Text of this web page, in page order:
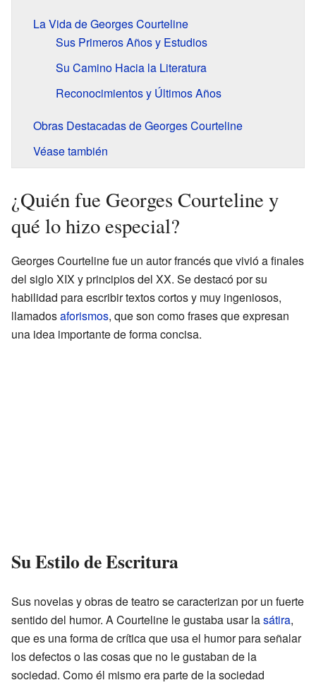
La Vida de Georges Courteline
Sus Primeros Años y Estudios
Su Camino Hacia la Literatura
Reconocimientos y Últimos Años
Obras Destacadas de Georges Courteline
Véase también
¿Quién fue Georges Courteline y
qué lo hizo especial?
Georges Courteline fue un autor francés que vivió a finales
del siglo XIX y principios del XX. Se destacó por su
habilidad para escribir textos cortos y muy ingeniosos,
llamadosaforismos, que son como frases que expresan
una idea importante de forma concisa.
Su Estilo de Escritura
Sus novelas y obras de teatro se caracterizan por un fuerte
sentido del humor. A Courteline le gustaba usar lasátira,
que es una forma de crítica que usa el humor para señalar
los defectos o las cosas que no le gustaban de la
sociedad. Como él mismo era parte de la sociedad